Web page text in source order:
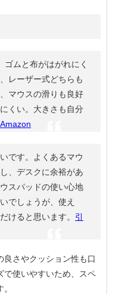
ムと布がはがれにく
レーザー式どちらも
マウスの滑りも良好
くい。大きさも自分
です。よくあるマウ
、デスクに余裕があ
スパッドの使い心地
でしょうが、使え
けると思います。 引
さやクッション性も口
で使いやすいため、スペ